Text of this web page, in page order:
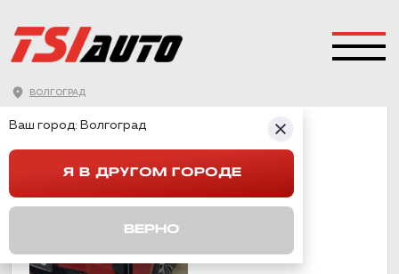
ВОЛГОГРАД
Ваш город: Волгоград
Я В ДРУГОМ ГОРОДЕ
ВЕРНО